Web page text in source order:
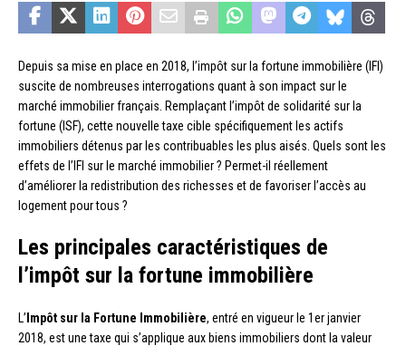
Depuis sa mise en place en 2018, l’impôt sur la fortune immobilière (IFI)
suscite de nombreuses interrogations quant à son impact sur le
marché immobilier français. Remplaçant l’impôt de solidarité sur la
fortune (ISF), cette nouvelle taxe cible spécifiquement les actifs
immobiliers détenus par les contribuables les plus aisés. Quels sont les
effets de l’IFI sur le marché immobilier ? Permet-il réellement
d’améliorer la redistribution des richesses et de favoriser l’accès au
logement pour tous ?
Les principales caractéristiques de
l’impôt sur la fortune immobilière
L’ Impôt sur la Fortune Immobilière, entré en vigueur le 1er janvier
2018, est une taxe qui s’applique aux biens immobiliers dont la valeur